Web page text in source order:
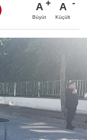
A
Büyüt
A
Küçült